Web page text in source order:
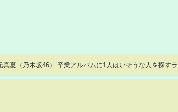
真夏（乃木坂46） 卒業アルバムに1人はいそうな人を探す